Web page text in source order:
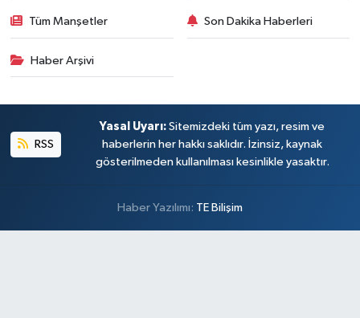
Tüm Manşetler Son Dakika Haberleri
Haber Arşivi
RSS
Yasal Uyarı: Sitemizdeki tüm yazı, resim ve
haberlerin her hakkı saklıdır. İzinsiz, kaynak
gösterilmeden kullanılması kesinlikle yasaktır.
Haber Yazılımı: TE Bilişim